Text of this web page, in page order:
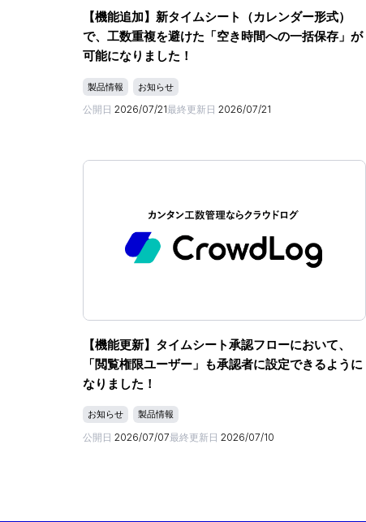
【機能追加】新タイムシート（カレンダー形式）
で、工数重複を避けた「空き時間への一括保存」が
可能になりました！
製品情報 お知らせ
公開日 2026/07/21最終更新日 2026/07/21
【機能更新】タイムシート承認フローにおいて、
「閲覧権限ユーザー」も承認者に設定できるように
なりました！
お知らせ 製品情報
公開日 2026/07/07最終更新日 2026/07/10